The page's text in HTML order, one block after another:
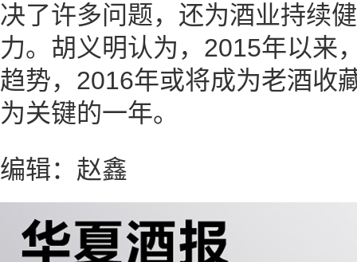
决了许多问题，还为酒业持续
力。胡义明认为，2015年以来
趋势，2016年或将成为老酒收
为关键的一年。
编辑：赵鑫